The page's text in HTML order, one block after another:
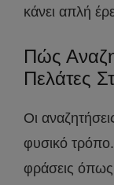
κάνει απλή
Πώς
Πελάτες
Οι
φυσικό
φράσεις